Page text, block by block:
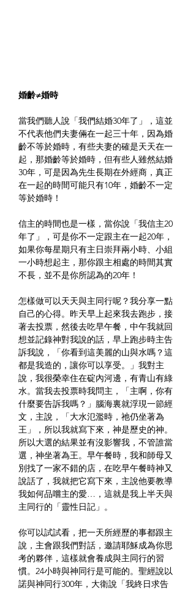
婚齡≠婚時
當我們聽人說「我們結婚30年了」，這並
不代表他們夫妻倆在一起三十年，因為婚
齡不等於婚時，有些夫妻的確是天天在一
起，那婚齡等於婚時，但有些人雖然結婚
30年，可是因為先生長期在外經商，真正
在一起的時間可能只有10年，婚齡不一定
等於婚時！
信主的時間也是一樣，當你說「我信主20
年了」，可是你不一定跟主在一起20年，
如果你每星期只有主日崇拜兩小時、小組
一小時想起主，那你跟主相處的時間其實
不長，並不是你所認為的20年！
怎樣做可以天天與主同行呢？我分享一點
自己的心得。昨天早上起來我去跑步，接
著去投票，然後去吃早午餐，中午我就回
想並記錄神對我說的話，早上跑步時主告
訴我說，「你看到這美麗的山與水嗎？這
都是我造的，讓你可以享受。」我對主
說，我很榮幸住在碇內河邊，有青山有綠
水。當我去投票時我問主，「主啊，你有
什麼要告訴我嗎？」腦海裏就浮現一節經
文，主說，「大水氾濫時，祂仍坐著為
王」，所以我就寫下來，神是歷史的神。
所以大選的結果並有沒影響我，不管誰當
選，神坐著為王。早午餐時，我和師母又
別找了一家不錯的店，在吃早午餐時神又
說話了，我就把它寫下來，主說他要教導
我如何品嚐主的愛…，這就是我上半天與
主同行的「靈性日記」。
你可以試試看，把一天所經歷的事都跟主
說，主會跟我們對話，邀請耶穌成為你思
考的夥伴，這樣就會養成與主同行的習
慣。24小時與神同行是可能的。聖經說以
諾與神同行300年，大衛說「我終日求告